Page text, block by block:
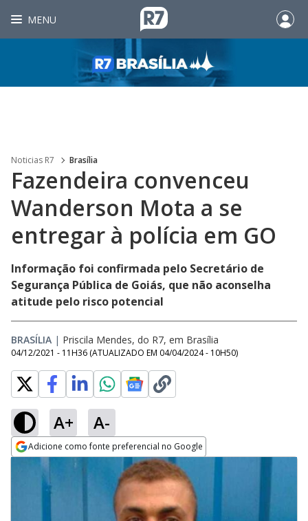
MENU
Noticias R7 Brasília
Fazendeira convenceu
Wanderson Mota a se
entregar à polícia em GO
Informação foi confirmada pelo Secretário de
Segurança Pública de Goiás, que não aconselha
atitude pelo risco potencial
BRASÍLIA | Priscila Mendes, do R7, em Brasília
04/12/2021 - 11H36 (ATUALIZADO EM 04/04/2024 - 10H50)
A+ A-
Adicione como fonte preferencial no Google
Opens in new window